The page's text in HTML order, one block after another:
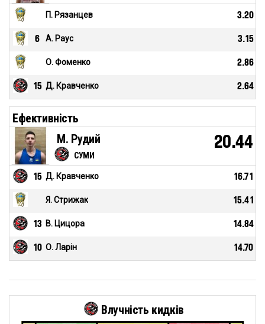
П. Рязанцев 3.20
6 А. Раус 3.15
О. Фоменко 2.86
15 Д. Кравченко 2.64
Ефективність
СУМИ
М. Рудий 20.44
15 Д. Кравченко 16.71
Я. Стрижак 15.41
13 В. Цицора 14.84
10 О. Ларін 14.70
Влучність кидків